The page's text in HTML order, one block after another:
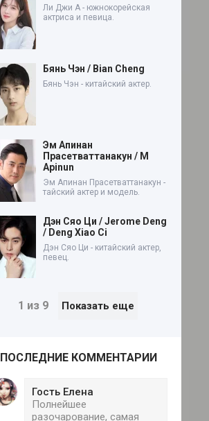
Ли Джи А - южнокорейская
актриса и певица.
Бянь Чэн / Bian Cheng
Бянь Чэн - китайский актер.
Эм Апинан
Прасетваттанакун / M
Apinun
Эм Апинан Прасетваттанакун -
тайский актер и модель.
Дэн Сяо Ци / Jerome Deng
/ Deng Xiao Ci
Дэн Сяо Ци - китайский актер,
певец.
1 из 9 Показать еще
ПОСЛЕДНИЕ КОММЕНТАРИИ
Гость Елена
Полнейшее
разочарование, самая